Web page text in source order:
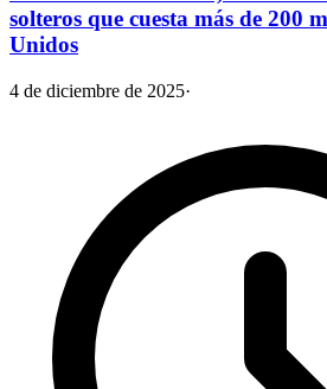
solteros que cuesta más de 200
Unidos
4 de diciembre de 2025·